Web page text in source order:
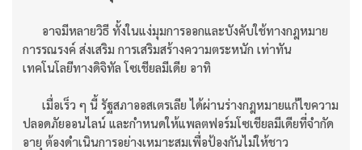
อาจมีหลายวิธี ทั้งในแง่มุมการออกและบังคับใช้ทางกฎหมาย
การรณรงค์ ส่งเสริม การเสริมสร้างความตระหนัก เท่าทัน
เทคโนโลยีทางดิจิทัล โซเชียลมีเดีย อาทิ
เมื่อเร็ว ๆ นี้ รัฐสภาออสเตรเลีย ได้ผ่านร่างกฎหมายแก้ไขความ
ปลอดภัยออนไลน์ และกำหนดให้แพลตฟอร์มโซเชียลมีเดียที่จำกัด
อายุ ต้องดำเนินการอย่างเหมาะสมเพื่อป้องกันไม่ให้ชาว